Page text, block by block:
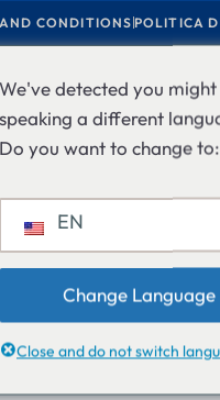
CONDITIONS POLITICA
Autor:
Home
We've detected you might
speaking a different
Do you want to change to:
EN
Change Language
Close and do not switch